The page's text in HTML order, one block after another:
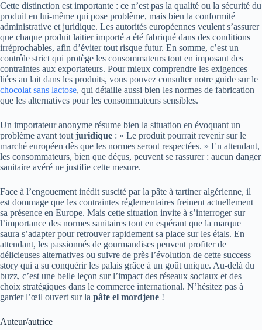
Cette distinction est importante : ce n’est pas la qualité ou la sécurité du
produit en lui-même qui pose problème, mais bien la conformité
administrative et juridique. Les autorités européennes veulent s’assurer
que chaque produit laitier importé a été fabriqué dans des conditions
irréprochables, afin d’éviter tout risque futur. En somme, c’est un
contrôle strict qui protège les consommateurs tout en imposant des
contraintes aux exportateurs. Pour mieux comprendre les exigences
liées au lait dans les produits, vous pouvez consulter notre guide sur le
chocolat sans lactose, qui détaille aussi bien les normes de fabrication
que les alternatives pour les consommateurs sensibles.
Un importateur anonyme résume bien la situation en évoquant un
problème avant tout juridique : « Le produit pourrait revenir sur le
marché européen dès que les normes seront respectées. » En attendant,
les consommateurs, bien que déçus, peuvent se rassurer : aucun danger
sanitaire avéré ne justifie cette mesure.
Face à l’engouement inédit suscité par la pâte à tartiner algérienne, il
est dommage que les contraintes réglementaires freinent actuellement
sa présence en Europe. Mais cette situation invite à s’interroger sur
l’importance des normes sanitaires tout en espérant que la marque
saura s’adapter pour retrouver rapidement sa place sur les étals. En
attendant, les passionnés de gourmandises peuvent profiter de
délicieuses alternatives ou suivre de près l’évolution de cette success
story qui a su conquérir les palais grâce à un goût unique. Au-delà du
buzz, c’est une belle leçon sur l’impact des réseaux sociaux et des
choix stratégiques dans le commerce international. N’hésitez pas à
garder l’œil ouvert sur la pâte el mordjene !
Auteur/autrice